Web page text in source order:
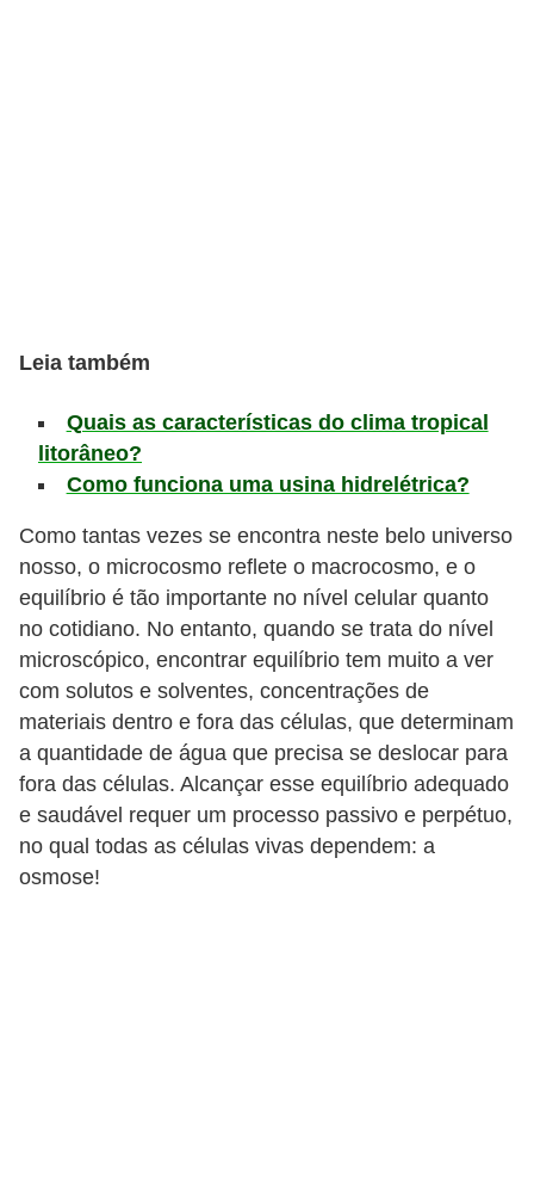
Leia também
Quais as características do clima tropical
litorâneo?
Como funciona uma usina hidrelétrica?
Como tantas vezes se encontra neste belo universo
nosso, o microcosmo reflete o macrocosmo, e o
equilíbrio é tão importante no nível celular quanto
no cotidiano. No entanto, quando se trata do nível
microscópico, encontrar equilíbrio tem muito a ver
com solutos e solventes, concentrações de
materiais dentro e fora das células, que determinam
a quantidade de água que precisa se deslocar para
fora das células. Alcançar esse equilíbrio adequado
e saudável requer um processo passivo e perpétuo,
no qual todas as células vivas dependem: a
osmose!
e
u
d
o
s
D
i
c
a
s
d